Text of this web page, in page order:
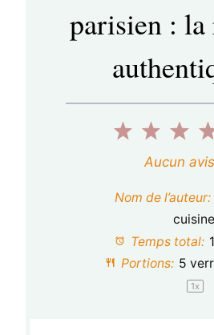
parisien : la
3
é
t
o
i
l
2
é
t
i
1
t
i
Aucun avis
Nom de l’auteur:
cuisine
Temps total:
Portions: 5
1x